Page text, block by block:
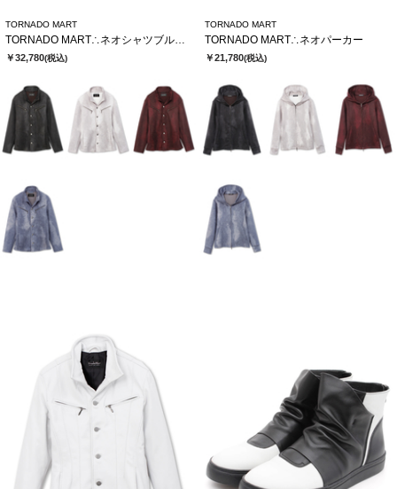
TORNADO MART
TORNADO MART∴ネオシャツブルゾン
￥32,780(税込)
TORNADO MART
TORNADO MART∴ネオパーカー
￥21,780(税込)